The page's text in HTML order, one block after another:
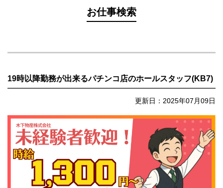
お仕事検索
19時以降勤務が出来るパチンコ店のホールスタッフ(KB7)
更新日：2025年07月09日